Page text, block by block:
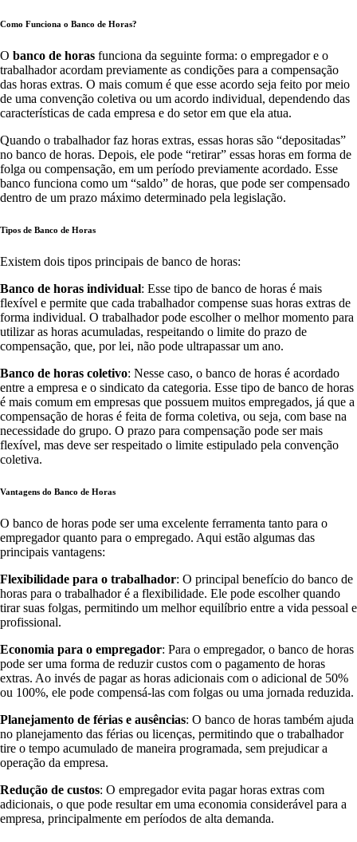
Como Funciona o Banco de Horas?
O banco de horas funciona da seguinte forma: o empregador e o
trabalhador acordam previamente as condições para a compensação
das horas extras. O mais comum é que esse acordo seja feito por meio
de uma convenção coletiva ou um acordo individual, dependendo das
características de cada empresa e do setor em que ela atua.
Quando o trabalhador faz horas extras, essas horas são “depositadas”
no banco de horas. Depois, ele pode “retirar” essas horas em forma de
folga ou compensação, em um período previamente acordado. Esse
banco funciona como um “saldo” de horas, que pode ser compensado
dentro de um prazo máximo determinado pela legislação.
Tipos de Banco de Horas
Existem dois tipos principais de banco de horas:
Banco de horas individual: Esse tipo de banco de horas é mais
flexível e permite que cada trabalhador compense suas horas extras de
forma individual. O trabalhador pode escolher o melhor momento para
utilizar as horas acumuladas, respeitando o limite do prazo de
compensação, que, por lei, não pode ultrapassar um ano.
Banco de horas coletivo: Nesse caso, o banco de horas é acordado
entre a empresa e o sindicato da categoria. Esse tipo de banco de horas
é mais comum em empresas que possuem muitos empregados, já que a
compensação de horas é feita de forma coletiva, ou seja, com base na
necessidade do grupo. O prazo para compensação pode ser mais
flexível, mas deve ser respeitado o limite estipulado pela convenção
coletiva.
Vantagens do Banco de Horas
O banco de horas pode ser uma excelente ferramenta tanto para o
empregador quanto para o empregado. Aqui estão algumas das
principais vantagens:
Flexibilidade para o trabalhador: O principal benefício do banco de
horas para o trabalhador é a flexibilidade. Ele pode escolher quando
tirar suas folgas, permitindo um melhor equilíbrio entre a vida pessoal e
profissional.
Economia para o empregador: Para o empregador, o banco de horas
pode ser uma forma de reduzir custos com o pagamento de horas
extras. Ao invés de pagar as horas adicionais com o adicional de 50%
ou 100%, ele pode compensá-las com folgas ou uma jornada reduzida.
Planejamento de férias e ausências: O banco de horas também ajuda
no planejamento das férias ou licenças, permitindo que o trabalhador
tire o tempo acumulado de maneira programada, sem prejudicar a
operação da empresa.
Redução de custos: O empregador evita pagar horas extras com
adicionais, o que pode resultar em uma economia considerável para a
empresa, principalmente em períodos de alta demanda.